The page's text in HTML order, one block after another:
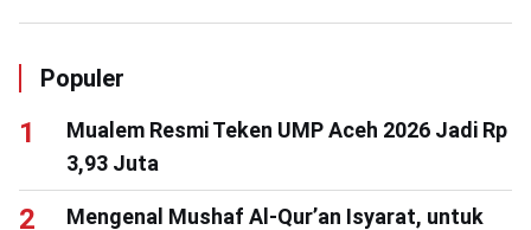
Populer
Mualem Resmi Teken UMP Aceh 2026 Jadi Rp
3,93 Juta
Mengenal Mushaf Al-Qur’an Isyarat, untuk